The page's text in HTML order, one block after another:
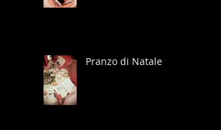
Pranzo di Natale